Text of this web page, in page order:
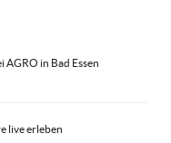
in Bad Essen
live erleben